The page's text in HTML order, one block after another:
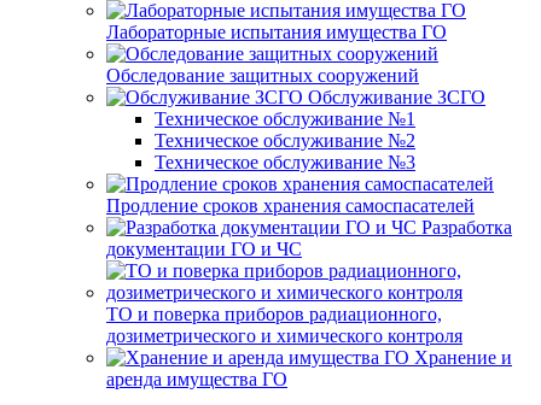
Лабораторные испытания имущества ГО
Обследование защитных сооружений
Обслуживание ЗСГО
Техническое обслуживание №1
Техническое обслуживание №2
Техническое обслуживание №3
Продление сроков хранения самоспасателей
Разработка
документации ГО и ЧС
ТО и поверка приборов радиационного,
дозиметрического и химического контроля
Хранение и
аренда имущества ГО